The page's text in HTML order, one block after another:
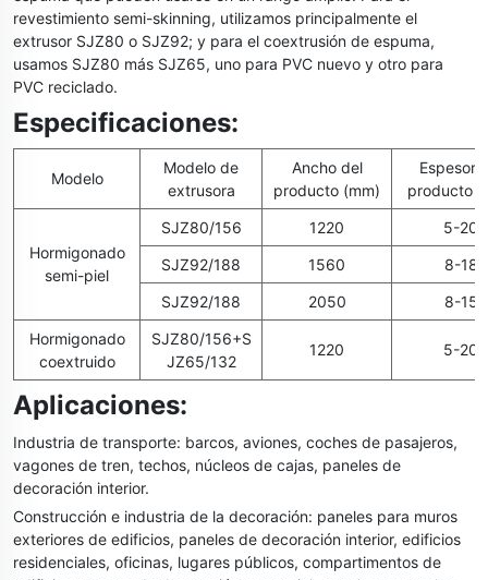
revestimiento semi-skinning, utilizamos principalmente el
extrusor SJZ80 o SJZ92; y para el coextrusión de espuma,
usamos SJZ80 más SJZ65, uno para PVC nuevo y otro para
PVC reciclado.
Especificaciones:
Modelo
Modelo de
extrusora
Ancho del
producto (mm)
Espesor
producto
Hormigonado
semi-piel
SJZ80/156 1220
5-20
SJZ92/188
1560
8-18
SJZ92/188
2050
8-15
Hormigonado
coextruido
SJZ80/156+S
JZ65/132
1220 5-20
Aplicaciones:
Industria de transporte: barcos, aviones, coches de pasajeros,
vagones de tren, techos, núcleos de cajas, paneles de
decoración interior.
Construcción e industria de la decoración: paneles para muros
exteriores de edificios, paneles de decoración interior, edificios
residenciales, oficinas, lugares públicos, compartimentos de